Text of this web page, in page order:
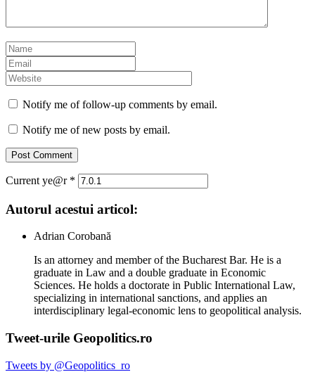
Notify me of follow-up comments by email.
Notify me of new posts by email.
Current ye@r *
Autorul acestui articol:
Adrian Corobană
Is an attorney and member of the Bucharest Bar. He is a
graduate in Law and a double graduate in Economic
Sciences. He holds a doctorate in Public International Law,
specializing in international sanctions, and applies an
interdisciplinary legal-economic lens to geopolitical analysis.
Tweet-urile Geopolitics.ro
Tweets by @Geopolitics_ro